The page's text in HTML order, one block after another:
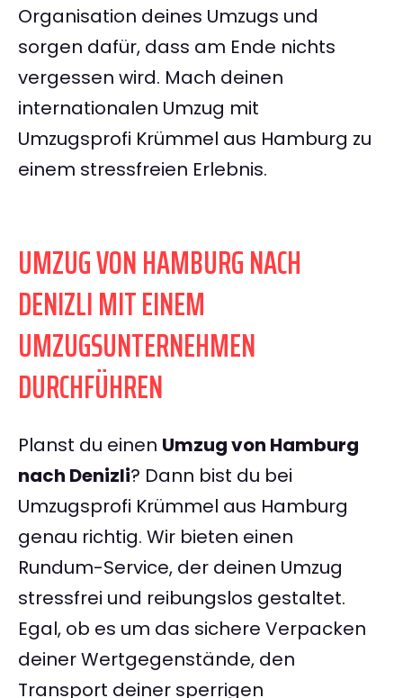
Organisation deines Umzugs und
sorgen dafür, dass am Ende nichts
vergessen wird. Mach deinen
internationalen Umzug mit
Umzugsprofi Krümmel aus Hamburg zu
einem stressfreien Erlebnis.
UMZUG VON HAMBURG NACH
DENIZLI MIT EINEM
UMZUGSUNTERNEHMEN
DURCHFÜHREN
Planst du einen Umzug von Hamburg
nach Denizli? Dann bist du bei
Umzugsprofi Krümmel aus Hamburg
genau richtig. Wir bieten einen
Rundum-Service, der deinen Umzug
stressfrei und reibungslos gestaltet.
Egal, ob es um das sichere Verpacken
deiner Wertgegenstände, den
Transport deiner sperrigen